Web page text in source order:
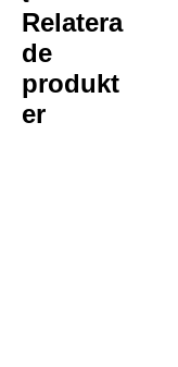
Relatera
de
produkt
er